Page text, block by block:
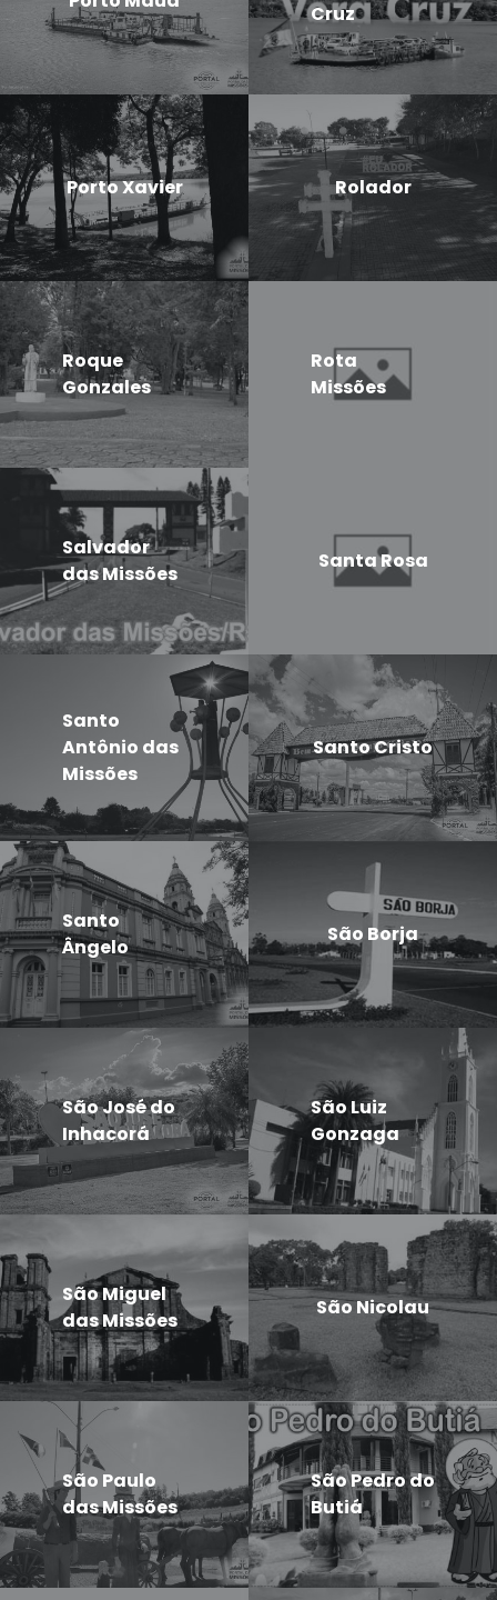
Cruz
Porto Xavier Rolador
Roque
Gonzales
Rota
Missões
Salvador
das Missões
Santa Rosa
Santo
Antônio das
Missões
Santo Cristo
Santo
Ângelo
São Borja
São José do
Inhacorá
São Luiz
Gonzaga
São Miguel
das Missões
São Nicolau
São Paulo
das Missões
São Pedro do
Butiá